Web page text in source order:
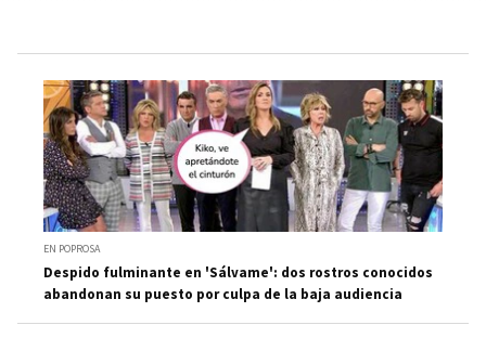
EN POPROSA
Despido fulminante en 'Sálvame': dos rostros conocidos
abandonan su puesto por culpa de la baja audiencia